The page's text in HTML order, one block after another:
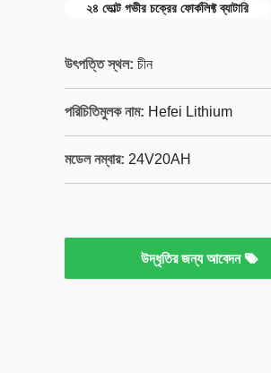
২৪ ভোল্ট গভীর চক্রের ফোর্কলিফ্ট ব্যাটারি
উৎপত্তি স্থল: চীন
পরিচিতিমুলক নাম: Hefei Lithium
মডেল নম্বার: 24V20AH
উদ্ধৃতির জন্য আবেদন